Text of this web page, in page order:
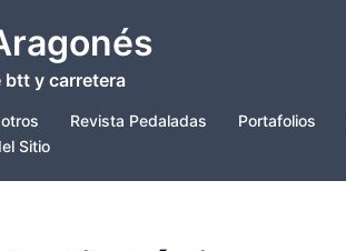
btt y carretera
Revista Pedaladas Portafolios
Sitio